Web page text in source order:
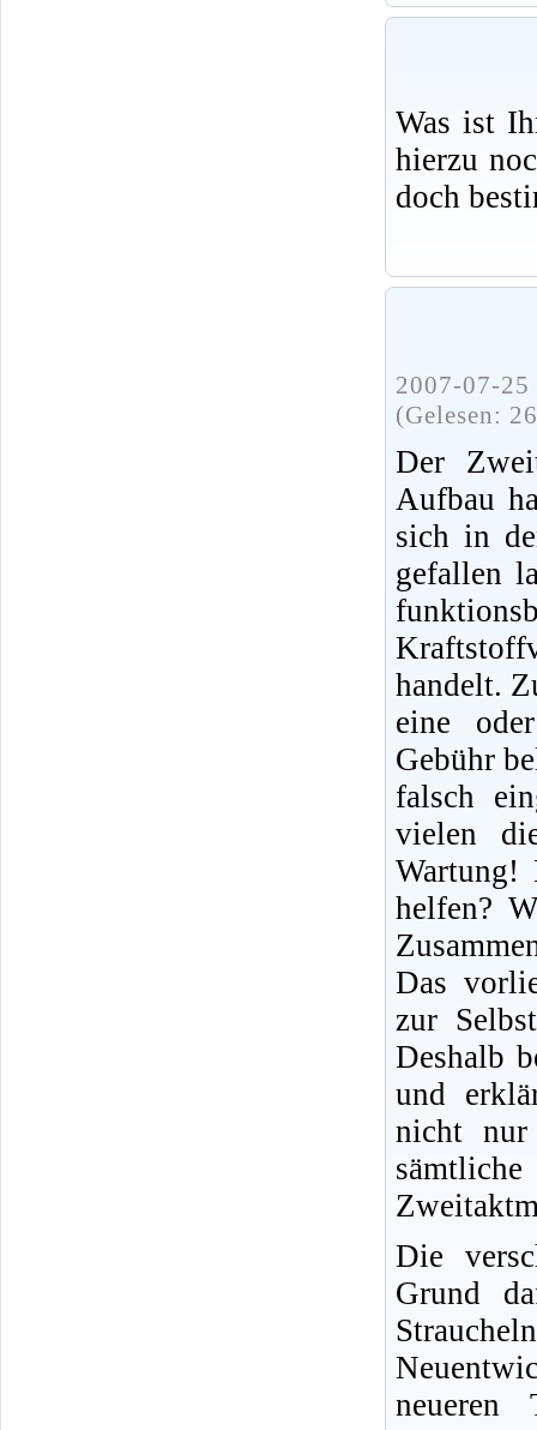
Was ist
hierzu
doch
2007-07-
(Gelesen:
Der
Aufbau
sich in
gefallen
handelt.
eine
Gebühr
falsch
vielen
Wartung!
helfen?
Das
zur
Deshalb
und
nicht
Die
Grund
neueren